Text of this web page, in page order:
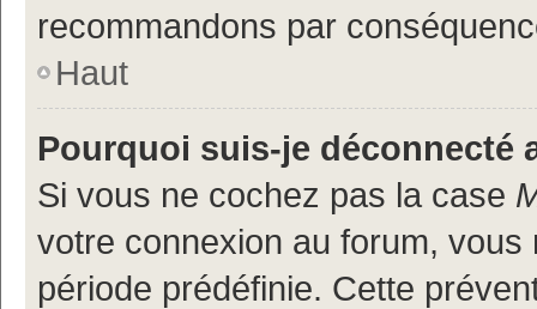
recommandons par
Haut
Pourquoi suis-je déconnecté
Si vous ne cochez pas la case
votre connexion au forum,
période prédéfinie. Cette